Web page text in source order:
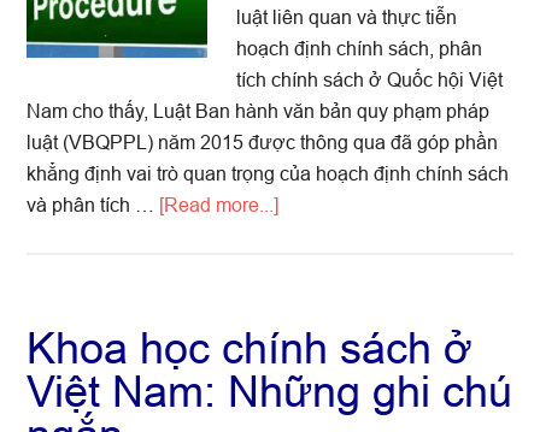
luật liên quan và thực tiễn
hoạch định chính sách, phân
tích chính sách ở Quốc hội Việt
Nam cho thấy, Luật Ban hành văn bản quy phạm pháp
luật (VBQPPL) năm 2015 được thông qua đã góp phần
khẳng định vai trò quan trọng của hoạch định chính sách
và phân tích … [Read more...]about
sách
và
phân
Khoa học chính sách ở
Việt Nam: Những ghi chú